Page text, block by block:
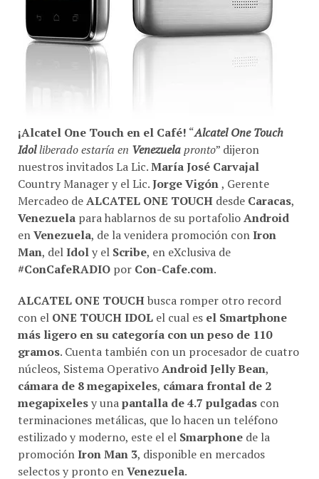
¡Alcatel One Touch en el Café! “Alcatel One Touch
Idolliberado estaría en Venezuela pronto” dijeron
nuestros invitados La Lic.María José Carvajal
Country Manager y el Lic.Jorge Vigón , Gerente
Mercadeo de ALCATEL ONE TOUCH desde Caracas,
Venezuela para hablarnos de su portafolio Android
en Venezuela, de la venidera promoción con Iron
Man, del Idol y el Scribe, en eXclusiva de
#ConCafeRADIO por Con-Cafe.com.
ALCATEL ONE TOUCHbusca romper otro record
con el ONE TOUCH IDOL el cual es el Smartphone
más ligero en su categoría con un peso de 110
gramos. Cuenta también con un procesador de cuatro
núcleos, Sistema Operativo Android Jelly Bean,
cámara de 8 megapixeles, cámara frontal de 2
megapixelesy una pantalla de 4.7 pulgadas con
terminaciones metálicas, que lo hacen un teléfono
estilizado y moderno, este el el Smarphone de la
promoción Iron Man 3, disponible en mercados
selectos y pronto en Venezuela.